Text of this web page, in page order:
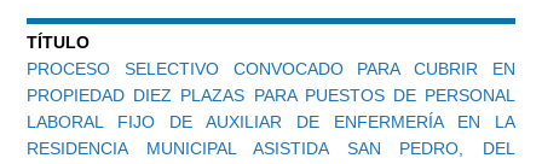
TÍTULO
PROCESO SELECTIVO CONVOCADO PARA CUBRIR EN
PROPIEDAD DIEZ PLAZAS PARA PUESTOS DE PERSONAL
LABORAL FIJO DE AUXILIAR DE ENFERMERÍA EN LA
RESIDENCIA MUNICIPAL ASISTIDA SAN PEDRO, DEL